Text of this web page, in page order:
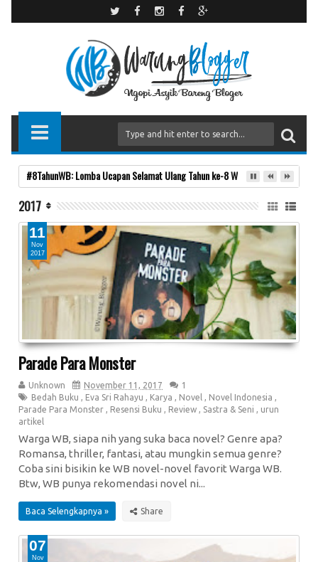
#8TahunWB: Lomba Ucapan Selamat Ulang Tahun ke-8 Warung Blogger
2017
Parade Para Monster
Unknown November 11, 2017
1
Bedah Buku , Eva Sri Rahayu , Karya , Novel , Novel Indonesia ,
Parade Para Monster , Resensi Buku , Review , Sastra & Seni , urun
artikel
Warga WB, siapa nih yang suka baca novel? Genre apa?
Romansa, thriller, fantasi, atau mungkin semua genre?
Coba sini bisikin ke WB novel-novel favorit Warga WB.
Btw, WB punya rekomendasi novel ni...
Baca Selengkapnya »
11
Nov
2017
07
Nov